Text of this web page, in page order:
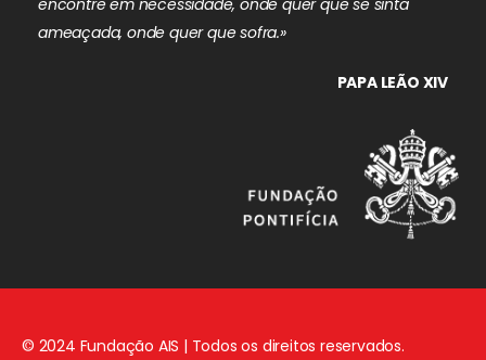
ameaçada, onde quer que sofra.»
PAPA LEÃO XIV
© 2024 Fundação AIS | Todos os direitos reservados.